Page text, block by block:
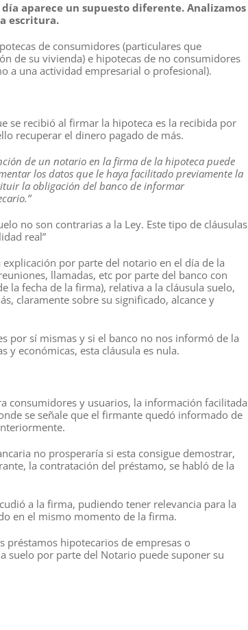
aparece un supuesto diferente. Analizamos
escritura.
de consumidores (particulares que
de su vivienda) e hipotecas de no consumidores
a una actividad empresarial o profesional).
se recibió al firmar la hipoteca es la recibida por
recuperar el dinero pagado de más.
de un notario en la firma de la hipoteca puede
los datos que le haya facilitado previamente la
la obligación del banco de informar
no son contrarias a la Ley. Este tipo de cláusulas
real”
por parte del notario en el día de la
llamadas, etc por parte del banco con
fecha de la firma), relativa a la cláusula suelo,
claramente sobre su significado, alcance y
por sí mismas y si el banco no nos informó de la
y económicas, esta cláusula es nula.
consumidores y usuarios, la información facilitada
se señale que el firmante quedó informado de
no prosperaría si esta consigue demostrar,
la contratación del préstamo, se habló de la
a la firma, pudiendo tener relevancia para la
en el mismo momento de la firma.
préstamos hipotecarios de empresas o
suelo por parte del Notario puede suponer su